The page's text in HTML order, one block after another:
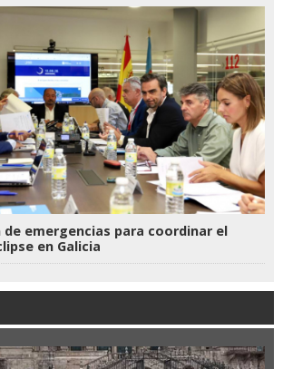
emergencias para coordinar el
en Galicia